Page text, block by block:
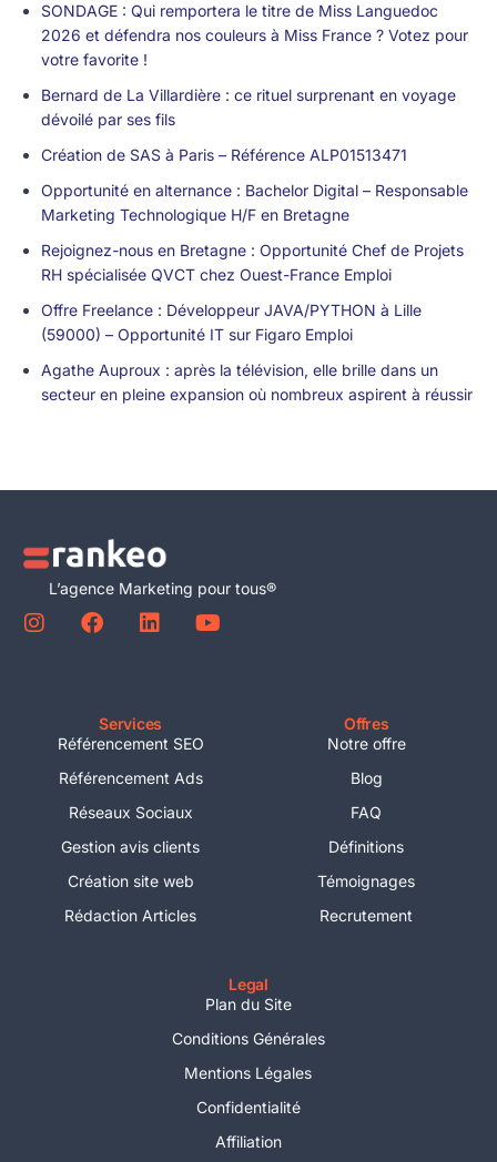
SONDAGE : Qui remportera le titre de Miss Languedoc
2026 et défendra nos couleurs à Miss France ? Votez pour
votre favorite !
Bernard de La Villardière : ce rituel surprenant en voyage
dévoilé par ses fils
Création de SAS à Paris – Référence ALP01513471
Opportunité en alternance : Bachelor Digital – Responsable
Marketing Technologique H/F en Bretagne
Rejoignez-nous en Bretagne : Opportunité Chef de Projets
RH spécialisée QVCT chez Ouest-France Emploi
Offre Freelance : Développeur JAVA/PYTHON à Lille
(59000) – Opportunité IT sur Figaro Emploi
Agathe Auproux : après la télévision, elle brille dans un
secteur en pleine expansion où nombreux aspirent à réussir
L’agence Marketing pour tous®
Services
Référencement SEO
Référencement Ads
Réseaux Sociaux
Gestion avis clients
Création site web
Rédaction Articles
Offres
Notre offre
Blog
FAQ
Définitions
Témoignages
Recrutement
Legal
Plan du Site
Conditions Générales
Mentions Légales
Confidentialité
Affiliation